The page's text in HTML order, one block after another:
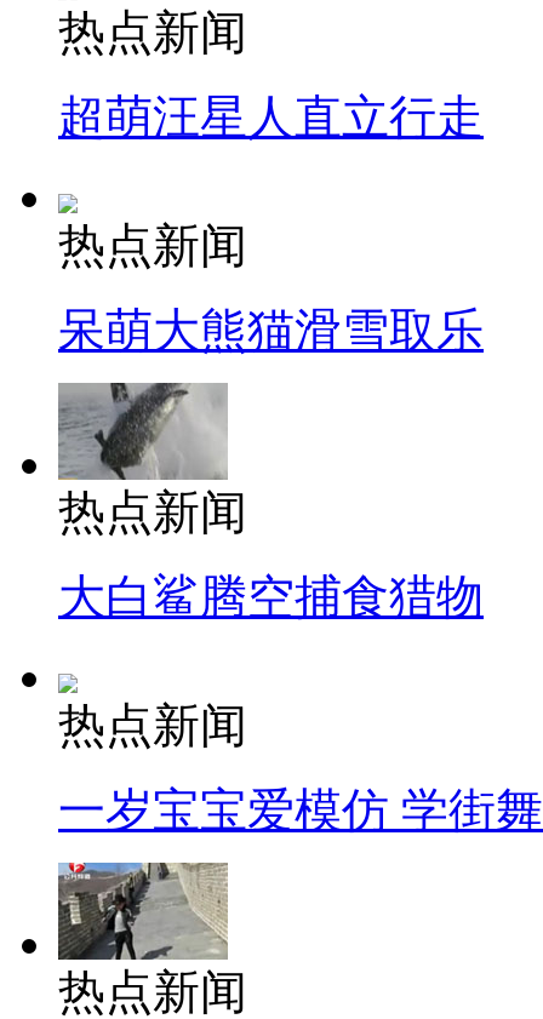
热点新闻
超萌汪星人直立行走
热点新闻
呆萌大熊猫滑雪取乐
热点新闻
大白鲨腾空捕食猎物
热点新闻
一岁宝宝爱模仿 学街
热点新闻